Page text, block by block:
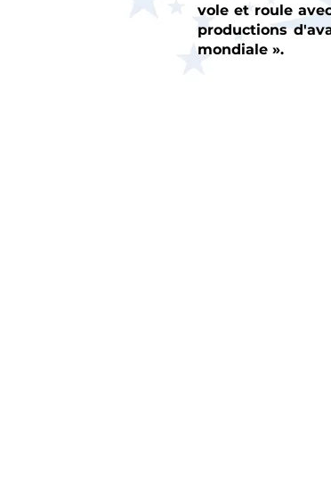
vole et roule
productions
mondiale ».